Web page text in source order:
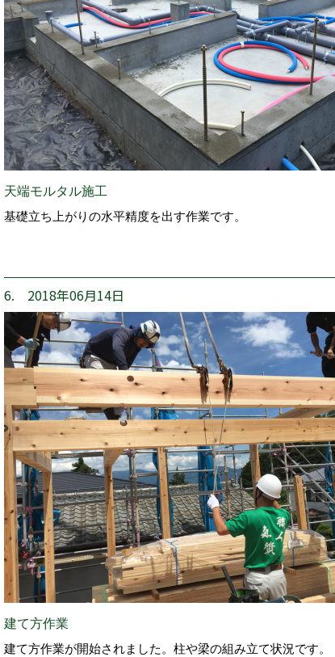
天端モルタル施工
基礎立ち上がりの水平精度を出す作業です。
6. 2018年06月14日
建て方作業
建て方作業が開始されました。柱や梁の組み立て状況です。